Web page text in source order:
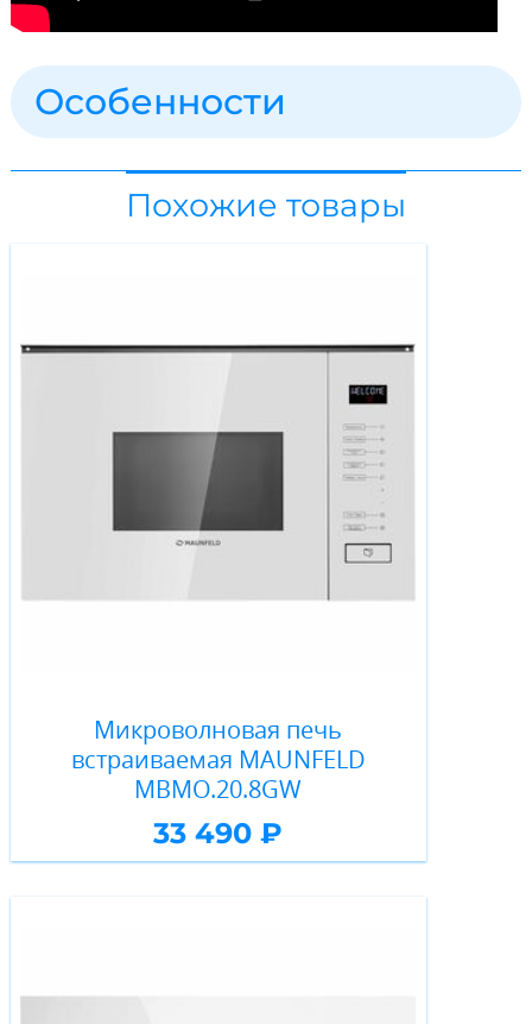
Особенности
Похожие товары
Микроволновая печь
встраиваемая MAUNFELD
MBMO.20.8GW
33 490 ₽